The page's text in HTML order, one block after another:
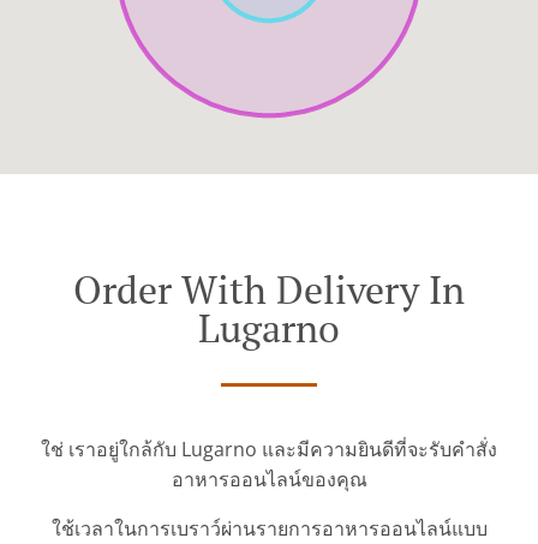
Order With Delivery In
Lugarno
ใช่ เราอยู่ใกล้กับ Lugarno และมีความยินดีที่จะรับคำสั่ง
อาหารออนไลน์ของคุณ
ใช้เวลาในการเบราว์ผ่านรายการอาหารออนไลน์แบบ